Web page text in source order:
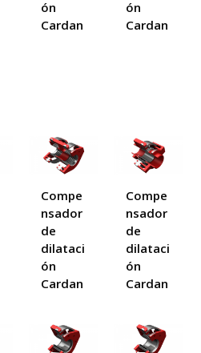
ón
Cardan
ón
Cardan
Compe
nsador
de
dilataci
ón
Cardan
Compe
nsador
de
dilataci
ón
Cardan